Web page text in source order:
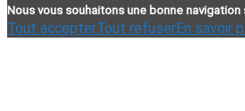
Nous vous souhaitons une bonne
Tout accepterTout refuserEn savoir